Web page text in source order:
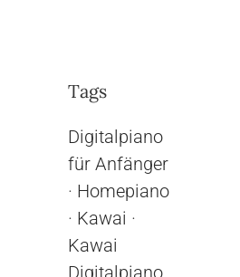
Tags
Digitalpiano
für Anfänger
· Homepiano
· Kawai ·
Kawai